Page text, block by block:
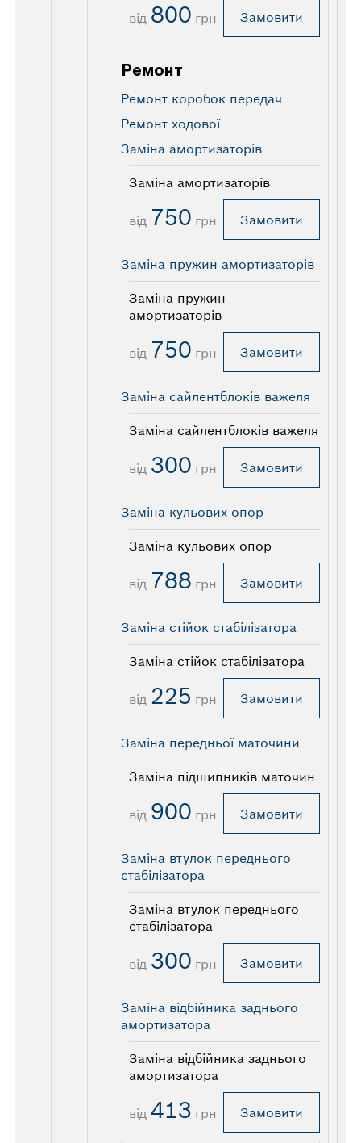
від 800 грн Замовити
Ремонт
Ремонт коробок передач
Ремонт ходової
Заміна амортизаторів
Заміна амортизаторів
від 750 грн Замовити
Заміна пружин амортизаторів
Заміна пружин
амортизаторів
від 750 грн Замовити
Заміна сайлентблоків важеля
Заміна сайлентблоків важеля
від 300 грн Замовити
Заміна кульових опор
Заміна кульових опор
від 788 грн Замовити
Заміна стійок стабілізатора
Заміна стійок стабілізатора
від 225 грн Замовити
Заміна передньої маточини
Заміна підшипників маточин
від 900 грн Замовити
Заміна втулок переднього
стабілізатора
Заміна втулок переднього
стабілізатора
від 300 грн Замовити
Заміна відбійника заднього
амортизатора
Заміна відбійника заднього
амортизатора
від413 грн Замовити